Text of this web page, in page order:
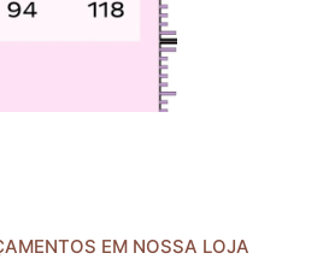
EM NOSSA LOJA